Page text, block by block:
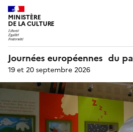
MINISTÈRE
DE LA CULTURE
Journées européennes du
19 et 20 septembre 2026